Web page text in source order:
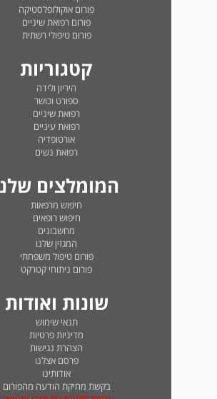
פורום אוקולופלסטיקה
פורום רפואת שיניים
פורום טיפולי רשתית
קטגוריות
היריון ולידה
ספורט וכושר
רפואת שיניים
רפואת עיניים
אורטופדיה
רפואת נשים
המומלצים
חיפוש מרפאות
חיפוש רופאים
מחשבונים
המגזין שלנו
פורום טיפול משפחתי
פורום ניתוחי קטרקט
שונות ואודות
תנאי שימוש
מדיניות פרטיות
הצהרת נגישות
פרסם אצלנו
אודותינו
בקשת מחיקת הודעה מהפורום